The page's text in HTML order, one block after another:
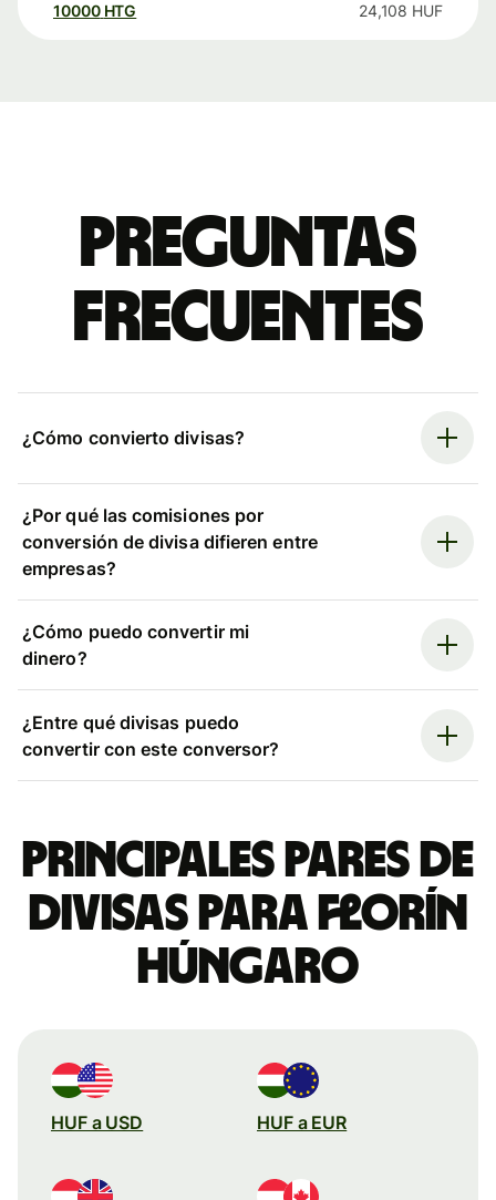
10000 HTG 24,108 HUF
Preguntas
frecuentes
¿Cómo convierto divisas?
¿Por qué las comisiones por
conversión de divisa difieren entre
empresas?
¿Cómo puedo convertir mi
dinero?
¿Entre qué divisas puedo
convertir con este conversor?
Principales pares de
divisas para florín
húngaro
HUF a USD HUF a EUR